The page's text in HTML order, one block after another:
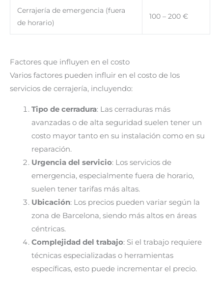
Cerrajería de emergencia (fuera
de horario)
100 – 200 €
Factores que influyen en el costo
Varios factores pueden influir en el costo de los
servicios de cerrajería, incluyendo:
Tipo de cerradura: Las cerraduras más
avanzadas o de alta seguridad suelen tener un
costo mayor tanto en su instalación como en su
reparación.
Urgencia del servicio: Los servicios de
emergencia, especialmente fuera de horario,
suelen tener tarifas más altas.
Ubicación: Los precios pueden variar según la
zona de Barcelona, siendo más altos en áreas
céntricas.
Complejidad del trabajo: Si el trabajo requiere
técnicas especializadas o herramientas
específicas, esto puede incrementar el precio.